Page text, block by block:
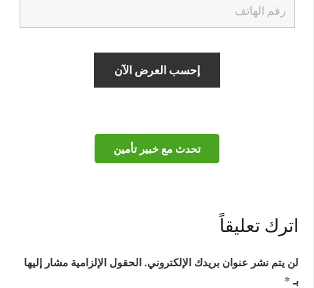
تحدث مع خبير تأمين
اترك تعليقاً
لن يتم نشر عنوان بريدك الإلكتروني. الحقول الإلزامية مشار إليها
بـ*